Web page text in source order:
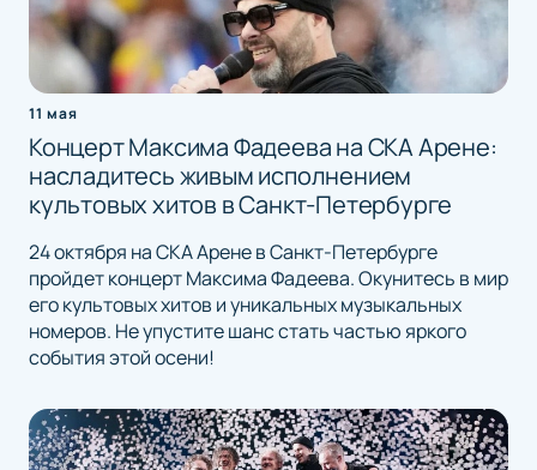
11 мая
Концерт Максима Фадеева на СКА Арене:
насладитесь живым исполнением
культовых хитов в Санкт-Петербурге
24 октября на СКА Арене в Санкт-Петербурге
пройдет концерт Максима Фадеева. Окунитесь в мир
его культовых хитов и уникальных музыкальных
номеров. Не упустите шанс стать частью яркого
события этой осени!